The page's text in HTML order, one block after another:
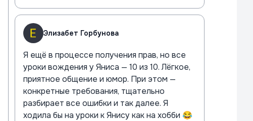
Элизабет Горбунова
Я ещё в процессе получения прав, но все
уроки вождения у Яниса — 10 из 10. Лёгкое,
приятное общение и юмор. При этом —
конкретные требования, тщательно
разбирает все ошибки и так далее. Я
ходила бы на уроки к Янису как на хобби 😂